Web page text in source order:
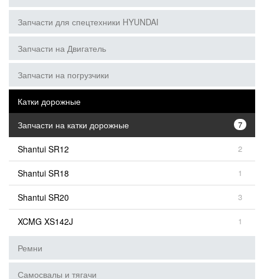
Запчасти для спецтехники HYUNDAI
Запчасти на Двигатель
Запчасти на погрузчики
Катки дорожные
Запчасти на катки дорожные
7
Shantui SR12 2
Shantui SR18 1
Shantui SR20 3
XCMG XS142J 1
Ремни
Самосвалы и тягачи